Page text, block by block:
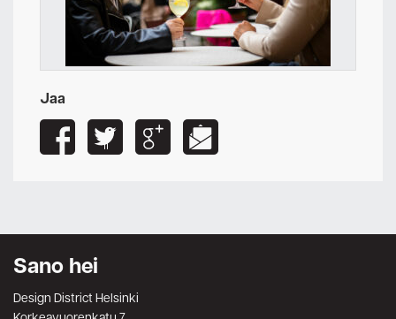
Jaa
Sano hei
Design District Helsinki